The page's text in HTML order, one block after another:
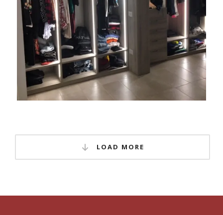
LOAD MORE